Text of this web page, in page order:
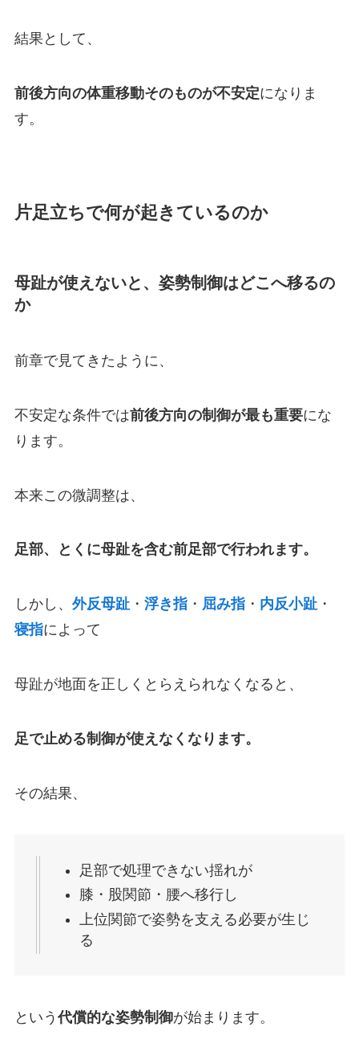
結果として、
前後方向の体重移動そのものが不安定になりま
す。
片足立ちで何が起きているのか
母趾が使えないと、姿勢制御はどこへ移るの
か
前章で見てきたように、
不安定な条件では前後方向の制御が最も重要にな
ります。
本来この微調整は、
足部、とくに母趾を含む前足部で行われます。
しかし、 外反母趾・ 浮き指・ 屈み指・ 内反小趾・
寝指によって
母趾が地面を正しくとらえられなくなると、
足で止める制御が使えなくなります。
その結果、
足部で処理できない揺れが
膝・股関節・腰へ移行し
上位関節で姿勢を支える必要が生じ
る
という 代償的な姿勢制御が始まります。